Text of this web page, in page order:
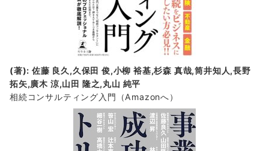
(著): 佐藤 良久,久保田 俊,小柳 裕基,杉森 真哉,筒井知人,長野
拓矢,廣木 涼,山田 隆之,丸山 純平
相続コンサルティング入門 （Amazonへ）